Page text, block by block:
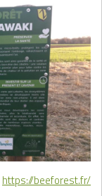
https://beeforest.fr/